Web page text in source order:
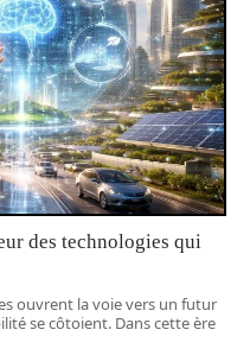
des technologies qui
ouvrent la voie vers un futur
se côtoient. Dans cette ère